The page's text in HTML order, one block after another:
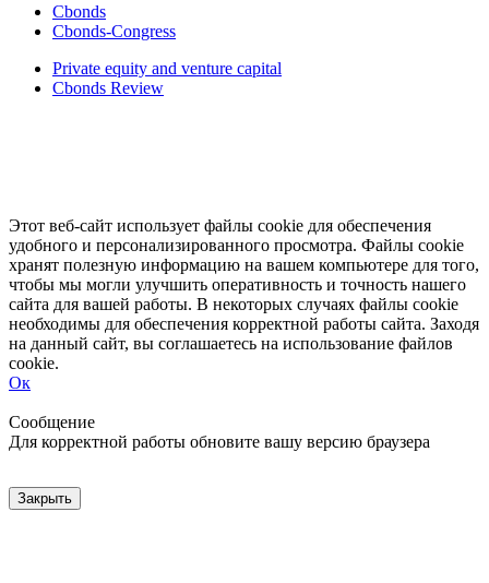
Cbonds
Cbonds-Congress
Private equity and venture capital
Cbonds Review
Этот веб-сайт использует файлы cookie для обеспечения
удобного и персонализированного просмотра. Файлы cookie
хранят полезную информацию на вашем компьютере для того,
чтобы мы могли улучшить оперативность и точность нашего
сайта для вашей работы. В некоторых случаях файлы cookie
необходимы для обеспечения корректной работы сайта. Заходя
на данный сайт, вы соглашаетесь на использование файлов
cookie.
Ок
Сообщение
Для корректной работы обновите вашу версию браузера
Закрыть